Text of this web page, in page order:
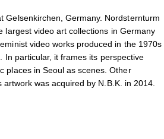
Gelsenkirchen, Germany. Nordsternturm
largest video art collections in Germany
video works produced in the 1970s
In particular, it frames its perspective
places in Seoul as scenes. Other
was acquired by N.B.K. in 2014.